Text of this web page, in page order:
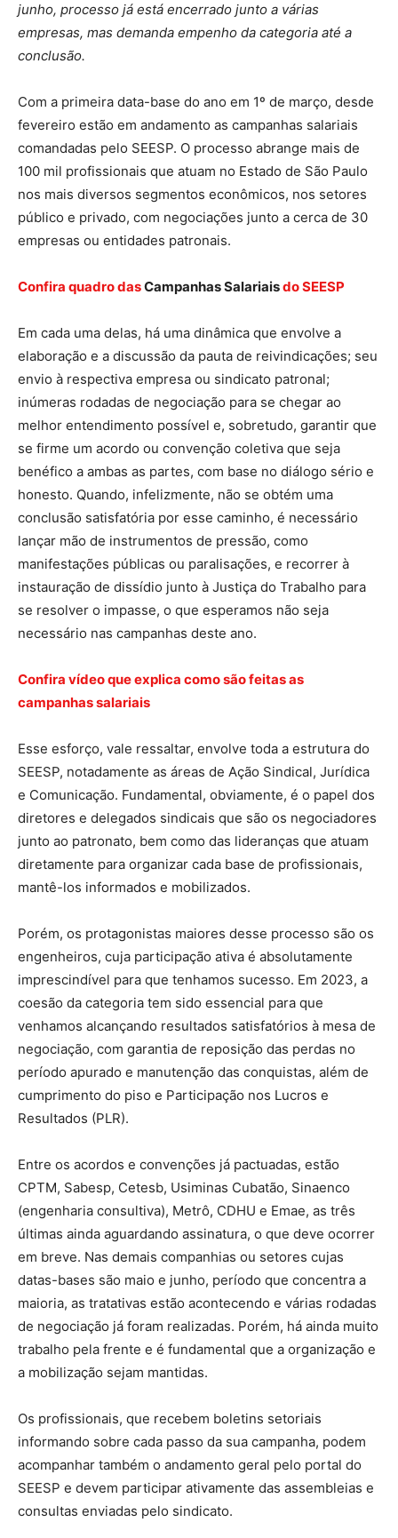
junho, processo já está encerrado junto a várias
empresas, mas demanda empenho da categoria até a
conclusão.
Com a primeira data-base do ano em 1º de março, desde
fevereiro estão em andamento as campanhas salariais
comandadas pelo SEESP. O processo abrange mais de
100 mil profissionais que atuam no Estado de São Paulo
nos mais diversos segmentos econômicos, nos setores
público e privado, com negociações junto a cerca de 30
empresas ou entidades patronais.
Confira quadro dasCampanhas Salariaisdo SEESP
Em cada uma delas, há uma dinâmica que envolve a
elaboração e a discussão da pauta de reivindicações; seu
envio à respectiva empresa ou sindicato patronal;
inúmeras rodadas de negociação para se chegar ao
melhor entendimento possível e, sobretudo, garantir que
se firme um acordo ou convenção coletiva que seja
benéfico a ambas as partes, com base no diálogo sério e
honesto. Quando, infelizmente, não se obtém uma
conclusão satisfatória por esse caminho, é necessário
lançar mão de instrumentos de pressão, como
manifestações públicas ou paralisações, e recorrer à
instauração de dissídio junto à Justiça do Trabalho para
se resolver o impasse, o que esperamos não seja
necessário nas campanhas deste ano.
Confira vídeo que explica como são feitas as
campanhas salariais
Esse esforço, vale ressaltar, envolve toda a estrutura do
SEESP, notadamente as áreas de Ação Sindical, Jurídica
e Comunicação. Fundamental, obviamente, é o papel dos
diretores e delegados sindicais que são os negociadores
junto ao patronato, bem como das lideranças que atuam
diretamente para organizar cada base de profissionais,
mantê-los informados e mobilizados.
Porém, os protagonistas maiores desse processo são os
engenheiros, cuja participação ativa é absolutamente
imprescindível para que tenhamos sucesso. Em 2023, a
coesão da categoria tem sido essencial para que
venhamos alcançando resultados satisfatórios à mesa de
negociação, com garantia de reposição das perdas no
período apurado e manutenção das conquistas, além de
cumprimento do piso e Participação nos Lucros e
Resultados (PLR).
Entre os acordos e convenções já pactuadas, estão
CPTM, Sabesp, Cetesb, Usiminas Cubatão, Sinaenco
(engenharia consultiva), Metrô, CDHU e Emae, as três
últimas ainda aguardando assinatura, o que deve ocorrer
em breve. Nas demais companhias ou setores cujas
datas-bases são maio e junho, período que concentra a
maioria, as tratativas estão acontecendo e várias rodadas
de negociação já foram realizadas. Porém, há ainda muito
trabalho pela frente e é fundamental que a organização e
a mobilização sejam mantidas.
Os profissionais, que recebem boletins setoriais
informando sobre cada passo da sua campanha, podem
acompanhar também o andamento geral pelo portal do
SEESP e devem participar ativamente das assembleias e
consultas enviadas pelo sindicato.